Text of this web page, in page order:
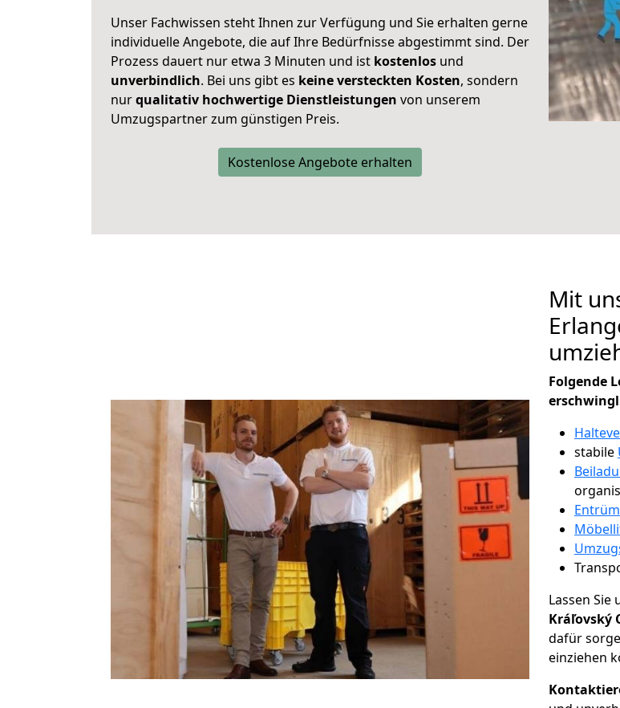
Unser Fachwissen steht Ihnen zur Verfügung und Sie erhalten gerne
individuelle Angebote, die auf Ihre Bedürfnisse abgestimmt sind. Der
Prozess dauert nur etwa 3 Minuten und ist kostenlos und
unverbindlich. Bei uns gibt es keine versteckten Kosten, sondern
nurqualitativ hochwertige Dienstleistungen von unserem
Umzugspartner zum günstigen Preis.
Kostenlose Angebote erhalten
Mit
Folgende
stabile
Lassen Sie
Kráľovský
dafür
einziehen